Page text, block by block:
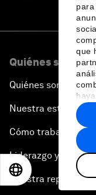
que
Quiénes somos
Quiénes somos
Nuestra estrategia
Cómo trabajamos
Liderazgo y
Nuestra